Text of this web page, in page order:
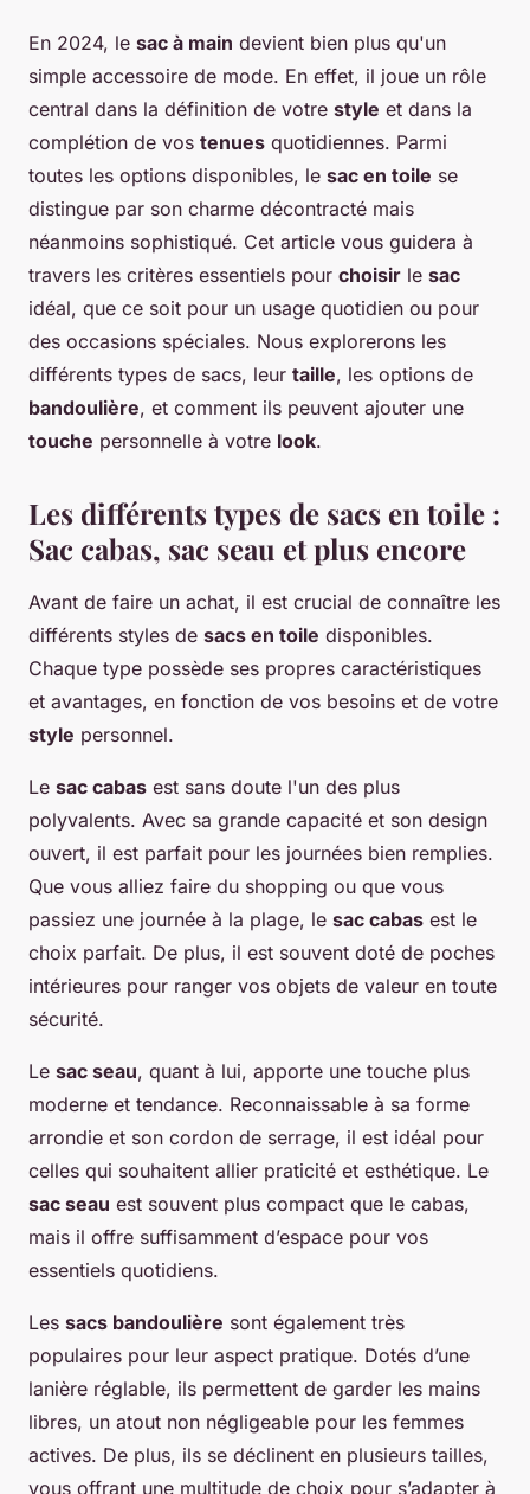
En 2024, le sac à main devient bien plus qu'un
simple accessoire de mode. En effet, il joue un rôle
central dans la définition de votre style et dans la
complétion de vos tenues quotidiennes. Parmi
toutes les options disponibles, le sac en toile se
distingue par son charme décontracté mais
néanmoins sophistiqué. Cet article vous guidera à
travers les critères essentiels pour choisir le sac
idéal, que ce soit pour un usage quotidien ou pour
des occasions spéciales. Nous explorerons les
différents types de sacs, leur taille, les options de
bandoulière, et comment ils peuvent ajouter une
touche personnelle à votre look.
Les différents types de sacs en toile :
Sac cabas, sac seau et plus encore
Avant de faire un achat, il est crucial de connaître les
différents styles de sacs en toile disponibles.
Chaque type possède ses propres caractéristiques
et avantages, en fonction de vos besoins et de votre
style personnel.
Le sac cabas est sans doute l'un des plus
polyvalents. Avec sa grande capacité et son design
ouvert, il est parfait pour les journées bien remplies.
Que vous alliez faire du shopping ou que vous
passiez une journée à la plage, le sac cabas est le
choix parfait. De plus, il est souvent doté de poches
intérieures pour ranger vos objets de valeur en toute
sécurité.
Le sac seau, quant à lui, apporte une touche plus
moderne et tendance. Reconnaissable à sa forme
arrondie et son cordon de serrage, il est idéal pour
celles qui souhaitent allier praticité et esthétique. Le
sac seau est souvent plus compact que le cabas,
mais il offre suffisamment d’espace pour vos
essentiels quotidiens.
Les sacs bandoulière sont également très
populaires pour leur aspect pratique. Dotés d’une
lanière réglable, ils permettent de garder les mains
libres, un atout non négligeable pour les femmes
actives. De plus, ils se déclinent en plusieurs tailles,
vous offrant une multitude de choix pour s’adapter à